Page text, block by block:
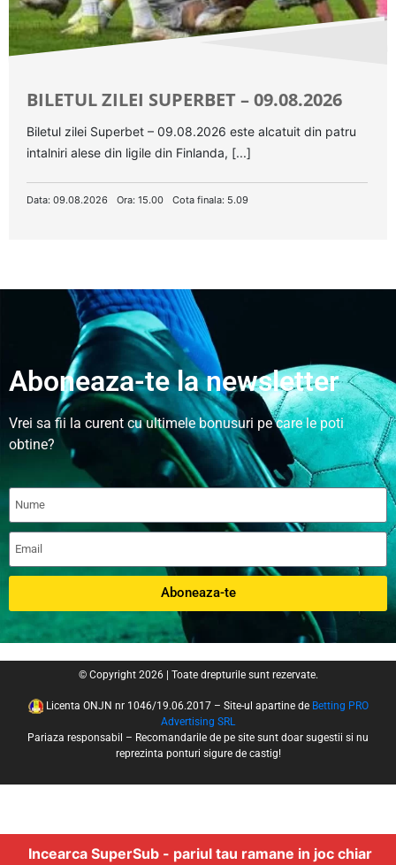
Incearca SuperSub - pariul tau ramane in joc chiar
BILETUL ZILEI SUPERBET – 09.08.2026
Biletul zilei Superbet – 09.08.2026 este alcatuit din patru
intalniri alese din ligile din Finlanda, [...]
Data: 09.08.2026 Ora: 15.00 Cota finala: 5.09
Aboneaza-te la newsletter
Vrei sa fii la curent cu ultimele bonusuri pe care le poti
obtine?
Aboneaza-te
© Copyright 2026 | Toate drepturile sunt rezervate.
Licenta ONJN nr 1046/19.06.2017 – Site-ul apartine de Betting PRO
Advertising SRL
Pariaza responsabil – Recomandarile de pe site sunt doar sugestii si nu
reprezinta ponturi sigure de castig!